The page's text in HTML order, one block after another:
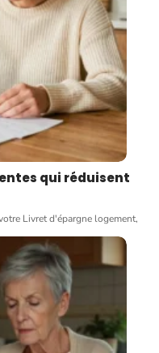
qui réduisent
Livret d'épargne logement,